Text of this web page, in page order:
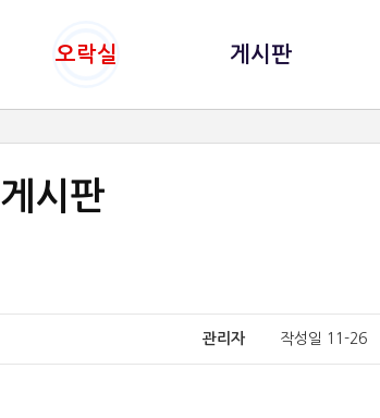
오락실 게시판
게시판
관리자 작성일 11-